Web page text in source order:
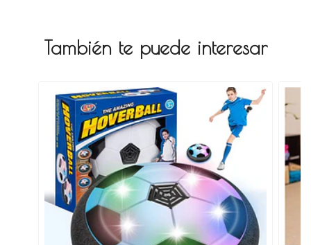
También te puede interesar